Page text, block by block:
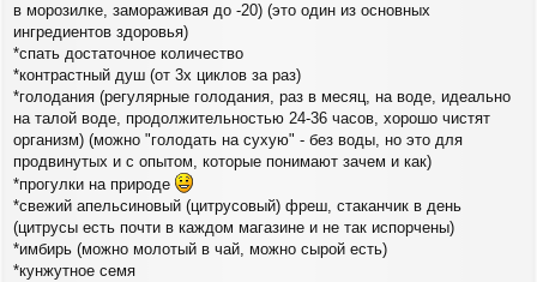
в морозилке, замораживая до -20) (это один из основных
ингредиентов здоровья)
*спать достаточное количество
*контрастный душ (от 3х циклов за раз)
*голодания (регулярные голодания, раз в месяц, на воде, идеально
на талой воде, продолжительностью 24-36 часов, хорошо чистят
организм) (можно "голодать на сухую" - без воды, но это для
продвинутых и с опытом, которые понимают зачем и как)
*прогулки на природе
*свежий апельсиновый (цитрусовый) фреш, стаканчик в день
(цитрусы есть почти в каждом магазине и не так испорчены)
*имбирь (можно молотый в чай, можно сырой есть)
*кунжутное семя